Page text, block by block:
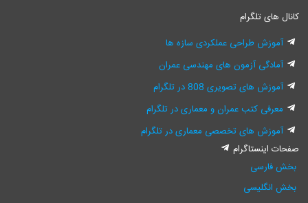
کانال های تلگرام
آموزش طراحی عملکردی سازه ها
آمادگی آزمون های مهندسی عمران
آموزش های تصویری 808 در تلگرام
معرفی کتب عمران و معماری در تلگرام
آموزش های تخصصی معماری در تلگرام
صفحات اینستاگرام
بخش فارسی
بخش انگلیسی